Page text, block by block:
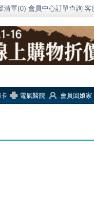
清單(0) 會員中心訂單查詢 客
電氣醫院 會員回娘家